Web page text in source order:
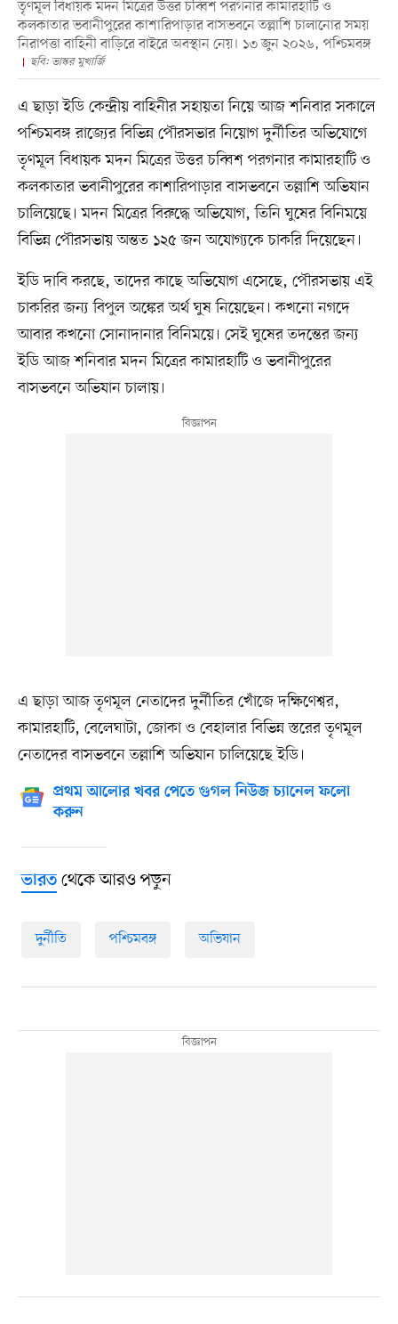
তৃণমূল বিধায়ক মদন মিত্রের উত্তর চব্বিশ পরগনার কামারহাটি ও
কলকাতার ভবানীপুরের কাশারিপাড়ার বাসভবনে তল্লাশি চালানোর সময়
নিরাপত্তা বাহিনী বাড়িরে বাইরে অবস্থান নেয়। ১৩ জুন ২০২৬, পশ্চিমবঙ্গ
ছবি: ভাস্কর মুখার্জি
এ ছাড়া ইডি কেন্দ্রীয় বাহিনীর সহায়তা নিয়ে আজ শনিবার সকালে
পশ্চিমবঙ্গ রাজ্যের বিভিন্ন পৌরসভার নিয়োগ দুর্নীতির অভিযোগে
তৃণমূল বিধায়ক মদন মিত্রের উত্তর চব্বিশ পরগনার কামারহাটি ও
কলকাতার ভবানীপুরের কাশারিপাড়ার বাসভবনে তল্লাশি অভিযান
চালিয়েছে। মদন মিত্রের বিরুদ্ধে অভিযোগ, তিনি ঘুষের বিনিময়ে
বিভিন্ন পৌরসভায় অন্তত ১২৫ জন অযোগ্যকে চাকরি দিয়েছেন।
ইডি দাবি করছে, তাদের কাছে অভিযোগ এসেছে, পৌরসভায় এই
চাকরির জন্য বিপুল অঙ্কের অর্থ ঘুষ নিয়েছেন। কখনো নগদে
আবার কখনো সোনাদানার বিনিময়ে। সেই ঘুষের তদন্তের জন্য
ইডি আজ শনিবার মদন মিত্রের কামারহাটি ও ভবানীপুরের
বাসভবনে অভিযান চালায়।
এ ছাড়া আজ তৃণমূল নেতাদের দুর্নীতির খোঁজে দক্ষিণেশ্বর,
কামারহাটি, বেলেঘাটা, জোকা ও বেহালার বিভিন্ন স্তরের তৃণমূল
নেতাদের বাসভবনে তল্লাশি অভিযান চালিয়েছে ইডি।
প্রথম আলোর খবর পেতে গুগল নিউজ চ্যানেল ফলো
করুন
ভারতথেকে আরও পড়ুন
দুর্নীতি পশ্চিমবঙ্গ অভিযান